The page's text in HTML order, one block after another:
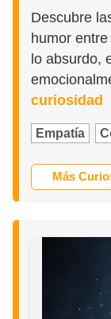
Descubre
humor
lo absurdo,
curiosidad
Empatía
Más